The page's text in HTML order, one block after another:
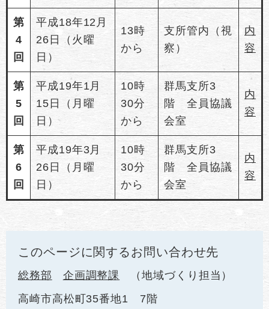
第
4
回
平成18年12月
26日（火曜
日）
13時
から
支所管内（視
察）
内
容
第
5
回
平成19年1月
15日（月曜
日）
10時
30分
から
群馬支所3
階 全員協議
会室
内
容
第
6
回
平成19年3月
26日（月曜
日）
10時
30分
から
群馬支所3
階 全員協議
会室
内
容
このページに関するお問い合わせ先
総務部 企画調整課
地域づくり担当
高崎市高松町35番地1 7階